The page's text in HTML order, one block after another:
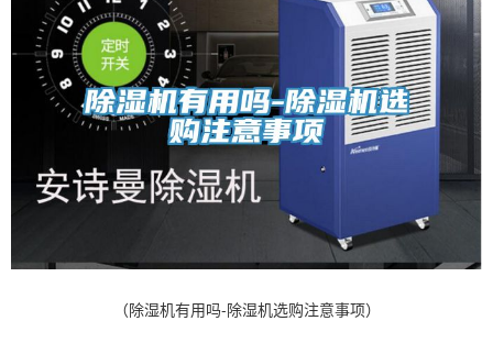
（除湿机有用吗-除湿机选购注意事项）